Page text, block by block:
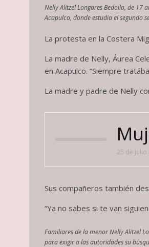
Nelly Alitzel Longares Bedolla, de 17
Acapulco, donde estudia el segundo
La protesta en la Costera
La madre de Nelly, Áurea
en Acapulco. “Siempre
La madre y padre de Nelly
25 de julio
Sus compañeros también
“Ya no sabes si te van
Familiares de la menor Nelly Alitzel
para exigir a las autoridades su